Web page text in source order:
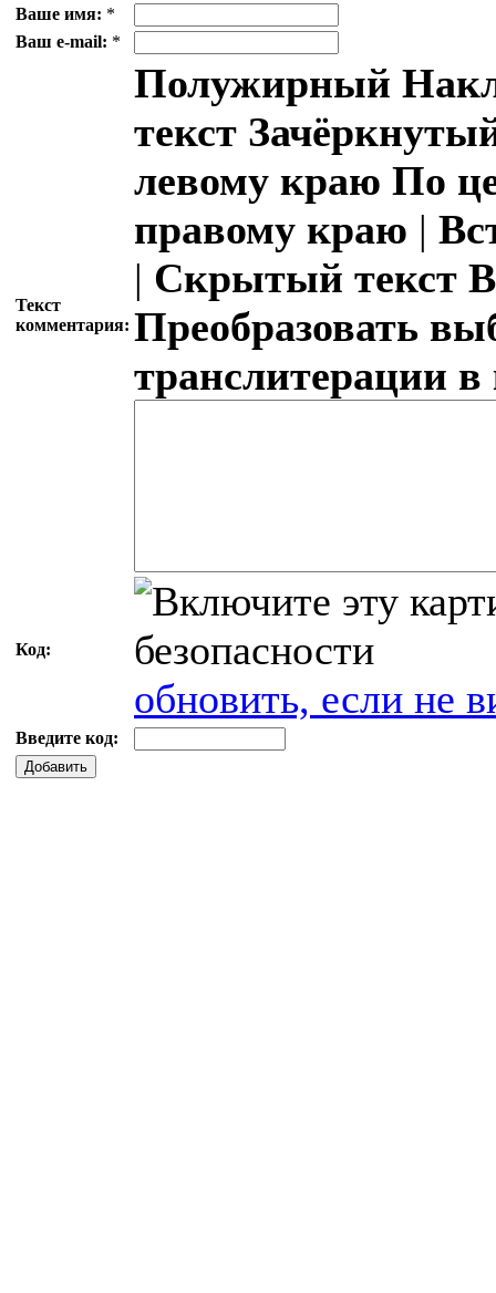
Ваше имя: *
Ваш e-mail: *
Текст
комментария:
Полужирный
текст
левому краю По
правому краю |
| Скрытый текст
Преобразовать
транслитерации
Код:
обновить, если не
Введите код:
Добавить